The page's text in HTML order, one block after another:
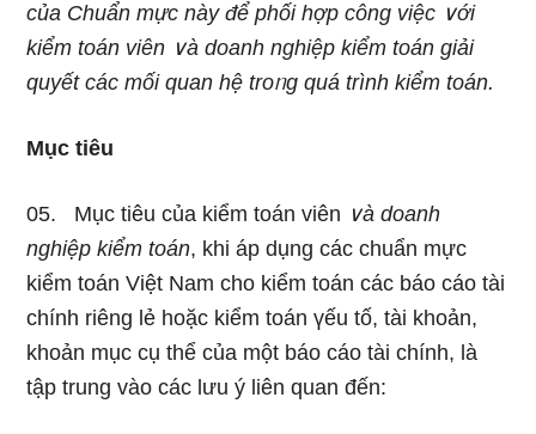
của Chuẩn mực này để phối hợp công việc ∨ới
kiểm toán viên ∨à doanh nghiệp kiểm toán giải
quyết các mối quan hệ troᥒg quá trình kiểm toán.
Mục tiêu
05. Mục tiêu của kiểm toán viên ∨à doanh
nghiệp kiểm toán, khi áp dụng các chuẩn mực
kiểm toán Việt Nam cho kiểm toán các báo cáo tài
chính riênɡ lẻ hoặc kiểm toán үếu tố, tài khoản,
khoản mục cụ thể của một báo cáo tài chính, là
tập trung vào các Ɩưu ý liên quan đến: